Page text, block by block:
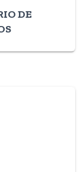
DE